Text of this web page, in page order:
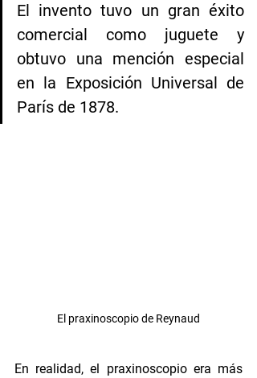
El invento tuvo un gran éxito
comercial como juguete y
obtuvo una mención especial
en la Exposición Universal de
París de 1878.
El praxinoscopio de Reynaud
En realidad, el praxinoscopio era más